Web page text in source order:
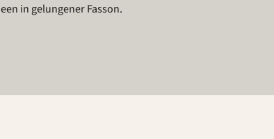
in gelungener Fasson.